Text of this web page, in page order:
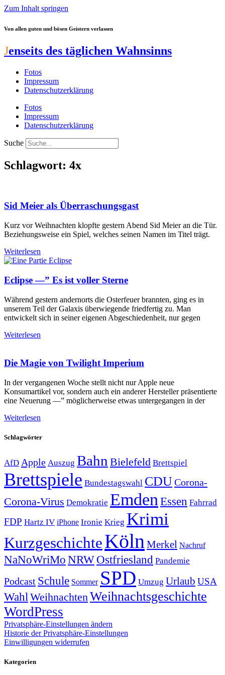
Zum Inhalt springen
Von allen guten und bösen Geistern verlassen
Jenseits des täglichen Wahnsinns
Fotos
Impressum
Datenschutzerklärung
Fotos
Impressum
Datenschutzerklärung
Suche
Schlagwort: 4x
Sid Meier als Überraschungsgast
Kurz vor Weihnachten klopfte gestern Abend Sid Meier an die Tür.
Beziehungsweise ein Spiel, welches seinen Namen im Titel trägt.
Weiterlesen
Eclipse —” Es ist voller Sterne
Während gestern andernorts die Osterfeuer brannten, ging es in
unserem Teil der Galaxis überwiegende friedfertig zu. Man
entwickelt sich in seiner eigenen Abgeschiedenheit, nur gegen
Weiterlesen
Die Magie von Twilight Imperium
In der vergangenen Woche stellt nicht nur Apple neue
Konsumartikel vor, sondern auch ein anderer Hersteller präsentierte
eine Neuerung —” möglicherweise etwas untergegangen in der
Weiterlesen
Schlagwörter
AfD Apple Auszug Bahn Bielefeld Brettspiel
Brettspiele Bundestagswahl CDUCorona-
Corona-Virus Demokratie Emden Essen Fahrrad
FDP Hartz IV iPhone Ironie Krieg Krimi
KurzgeschichteKölnMerkel Nachruf
NaNoWriMo NRWOstfriesland Pandemie
Podcast Schule Sommer SPD Umzug Urlaub USA
WahlWeihnachtenWeihnachtsgeschichte
WordPress
Privatsphäre-Einstellungen ändern
Historie der Privatsphäre-Einstellungen
Einwilligungen widerrufen
Kategorien